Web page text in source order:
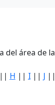
del área de
|| H || I|| J ||